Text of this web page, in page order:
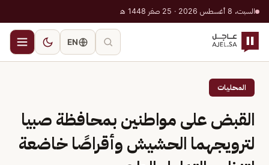
السبت، 8 أغسطس 2026 · 25 صفر 1448 هـ
EN
المحليات
القبض على مواطنين بمحافظة صبيا
لترويجهما الحشيش وأقراصًا خاضعة